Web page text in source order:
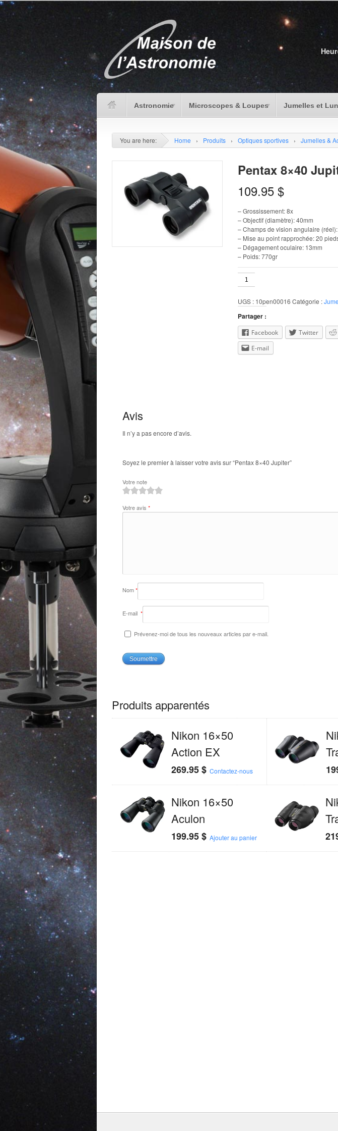
Astronomie Microscopes & Loupes Jumelles et
You are here: Home › Produits › Optiques sportives › Jumelles &
Pentax 8×40
109.95 $
– Grossissement: 8x
– Objectif (diamètre): 40mm
– Champs de vision angulaire (réel):
– Mise au point rapprochée: 20
– Dégagement oculaire: 13mm
– Poids: 770gr
quantité
de
8x40
Jupiter
UGS : 10pen00016 Catégorie :
Partager :
Facebook Twitter
E-mail
Avis
Il n’y a pas encore d’avis.
Soyez le premier à laisser votre avis sur “Pentax 8×40 Jupiter”
Votre note
Votre avis *
Nom*
E-mail *
Prévenez-moi de tous les nouveaux articles par e-mail.
Produits apparentés
Nikon 16×50
Action EX
269.95$ Contactez-nous
Nikon 16×50
Aculon
199.95$ Ajouter au panier